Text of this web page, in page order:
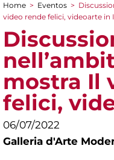
You are here
Home > Eventos >
video rende felici, videoarte in
mostra Il
felici,
06/07/2022
Galleria d'Arte